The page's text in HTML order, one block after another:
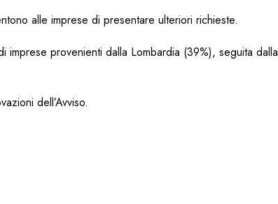
alle imprese di presentare ulteriori richieste.
provenienti dalla Lombardia (39%), seguita dalla
dell’Avviso.